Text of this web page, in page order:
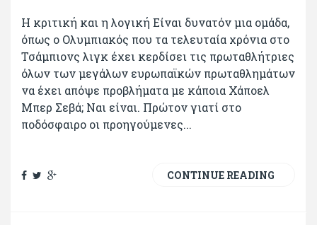
Η κριτική και η λογική Είναι δυνατόν μια ομάδα,
όπως ο Ολυμπιακός που τα τελευταία χρόνια στο
Τσάμπιονς λιγκ έχει κερδίσει τις πρωταθλήτριες
όλων των μεγάλων ευρωπαϊκών πρωταθλημάτων
να έχει απόψε προβλήματα με κάποια Χάποελ
Μπερ Σεβά; Ναι είναι. Πρώτον γιατί στο
ποδόσφαιρο οι προηγούμενες...
CONTINUE READING